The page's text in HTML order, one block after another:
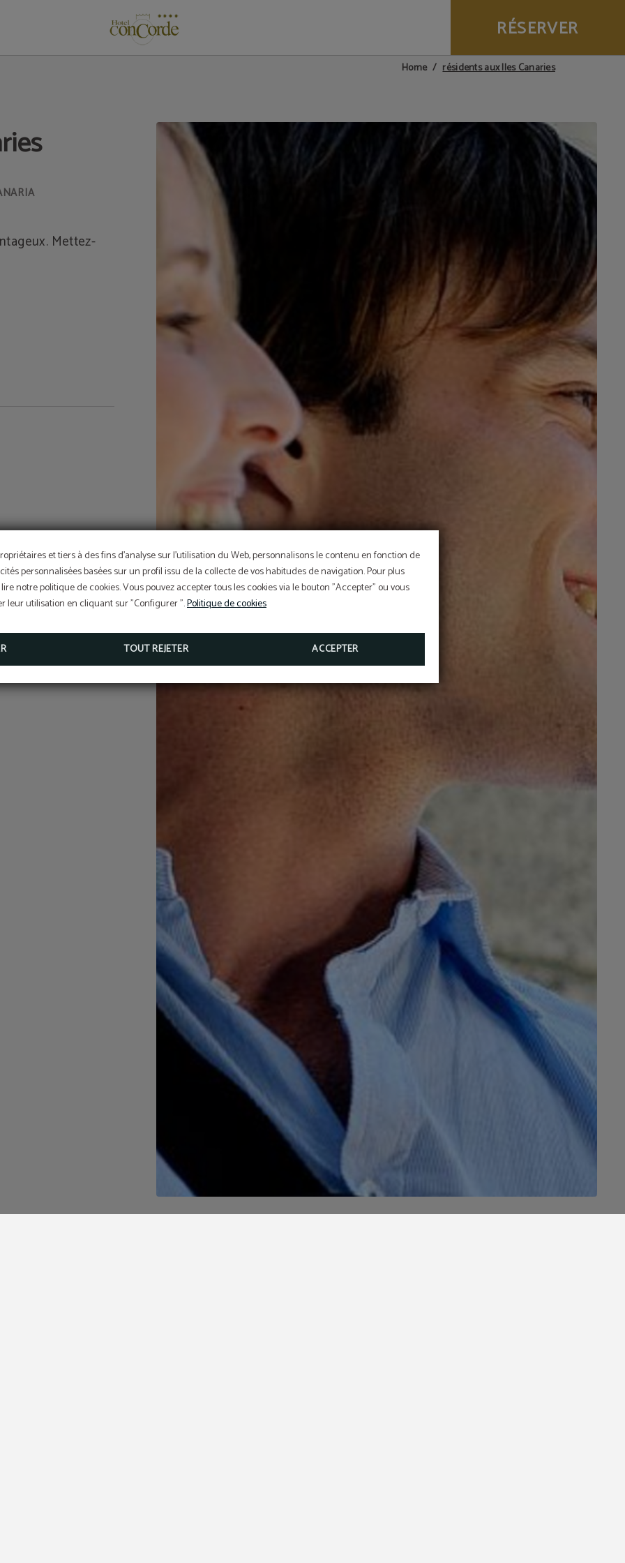
et tiers à des fins d'analyse sur l'utilisation du Web, personnalisons le contenu en fonction de
personnalisées basées sur un profil issu de la collecte de vos habitudes de navigation. Pour plus
notre politique de cookies. Vous pouvez accepter tous les cookies via le bouton "Accepter" ou vous
leur utilisation en cliquant sur "Configurer ".Politique de cookies
TOUT REJETER ACCEPTER
RÉSERVER
à Las Palmas de Gran Canaria. Site Web Officiel.
Home résidents aux Iles Canaries
Mettez-